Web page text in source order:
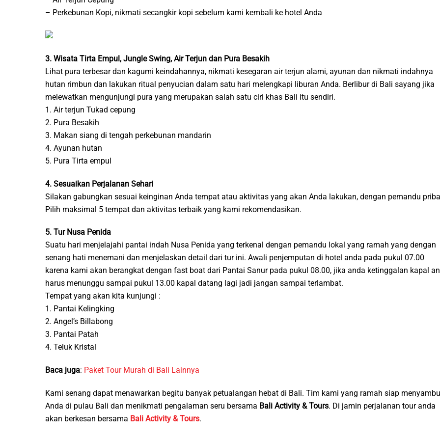
– Perkebunan Kopi, nikmati secangkir kopi sebelum kami kembali ke hotel Anda
3. Wisata Tirta Empul, Jungle Swing, Air Terjun dan Pura Besakih
Lihat pura terbesar dan kagumi keindahannya, nikmati kesegaran air terjun alami, ayunan dan nikmati indahnya
hutan rimbun dan lakukan ritual penyucian dalam satu hari melengkapi liburan Anda. Berlibur di Bali sayang jika
melewatkan mengunjungi pura yang merupakan salah satu ciri khas Bali itu sendiri.
1. Air terjun Tukad cepung
2. Pura Besakih
3. Makan siang di tengah perkebunan mandarin
4. Ayunan hutan
5. Pura Tirta empul
4. Sesuaikan Perjalanan Sehari
Silakan gabungkan sesuai keinginan Anda tempat atau aktivitas yang akan Anda lakukan, dengan pemandu
Pilih maksimal 5 tempat dan aktivitas terbaik yang kami rekomendasikan.
5. Tur Nusa Penida
Suatu hari menjelajahi pantai indah Nusa Penida yang terkenal dengan pemandu lokal yang ramah yang dengan
senang hati menemani dan menjelaskan detail dari tur ini. Awali penjemputan di hotel anda pada pukul 07.00
karena kami akan berangkat dengan fast boat dari Pantai Sanur pada pukul 08.00, jika anda ketinggalan kapal
harus menunggu sampai pukul 13.00 kapal datang lagi jadi jangan sampai terlambat.
Tempat yang akan kita kunjungi :
1. Pantai Kelingking
2. Angel’s Billabong
3. Pantai Patah
4. Teluk Kristal
Baca juga: Paket Tour Murah di Bali Lainnya
Kami senang dapat menawarkan begitu banyak petualangan hebat di Bali. Tim kami yang ramah siap
Anda di pulau Bali dan menikmati pengalaman seru bersama Bali Activity & Tours. Di jamin perjalanan tour anda
akan berkesan bersama Bali Activity & Tours.